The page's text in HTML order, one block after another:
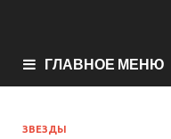
ГЛАВНОЕ МЕНЮ
ЗВЕЗДЫ